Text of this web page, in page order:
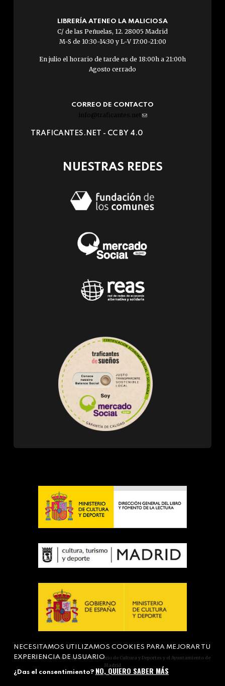
LIBRERÍA ATENEO LA MALICIOSA
C/ de las Peñuelas, 12. 28005 Madrid
M-S de 10:30-14:30 y L-V 17:00-21:00
En julio el horario de tarde es de 18:00h a 21:00h
Agosto cerrado
CORREO DE CONTACTO
info@traficantes.net (link
e-
TRAFICANTES.NET - CC BY 4.0
NUESTRAS REDES
Actividad subvencionada por el Ministerio de Cultura y Deportes y el Ayuntamiento de
Madrid
NECESITAMOS UTILIZAMOS COOKIES PARA MEJORAR TU
EXPERIENCIA DE USUARIO
¿Das el consentimiento? NO, QUIERO SABER MÁS